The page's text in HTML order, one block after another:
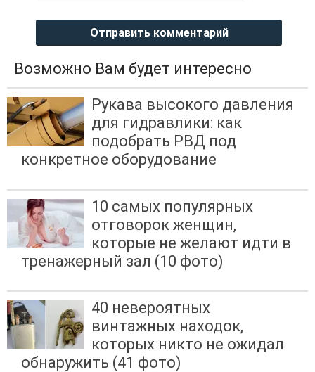
Отправить комментарий
Возможно Вам будет интересно
Рукава высокого давления
для гидравлики: как
подобрать РВД под
конкретное оборудование
10 самых популярных
отговорок женщин,
которые не желают идти в
тренажерный зал (10 фото)
40 невероятных
винтажных находок,
которых никто не ожидал
обнаружить (41 фото)